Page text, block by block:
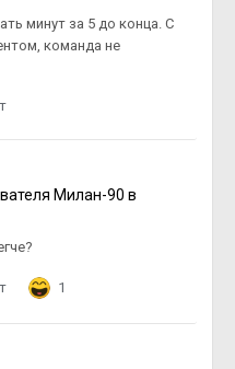
минут за 5 до конца. С
команда не
Милан-90 в
1